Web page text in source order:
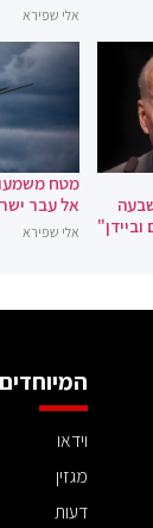
אלי שפירא
מטח
אל עבר
אלי שפירא
המיוחדים
וידאו
מגזין
דעות